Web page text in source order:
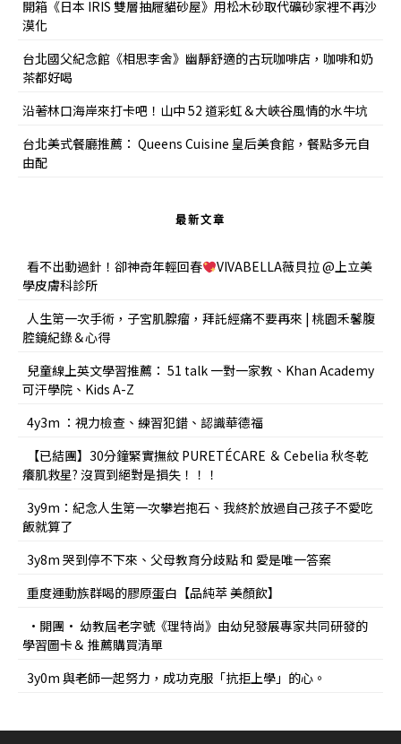
開箱《日本 IRIS 雙層抽屜貓砂屋》用松木砂取代礦砂家裡不再沙
漠化
台北國父紀念館《相思李舍》幽靜舒適的古玩咖啡店，咖啡和奶
茶都好喝
沿著林口海岸來打卡吧！山中 52 道彩虹＆大峽谷風情的水牛坑
台北美式餐廳推薦： Queens Cuisine 皇后美食館，餐點多元自
由配
最新文章
看不出動過針！卻神奇年輕回春
VIVABELLA薇貝拉 @上立美
學皮膚科診所
人生第一次手術，子宮肌腺瘤，拜託經痛不要再來 | 桃園禾馨腹
腔鏡紀錄＆心得
兒童線上英文學習推薦： 51 talk 一對一家教、Khan Academy
可汗學院、Kids A-Z
4y3m ：視力檢查、練習犯錯、認識華德福
【已結團】30分鐘緊實撫紋 PURETÉCARE ＆ Cebelia 秋冬乾
癢肌救星? 沒買到絕對是損失！！！
3y9m：紀念人生第一次攀岩抱石、我終於放過自己孩子不愛吃
飯就算了
3y8m 哭到停不下來、父母教育分歧點 和 愛是唯一答案
重度運動族群喝的膠原蛋白【品純萃 美顏飲】
•開團• 幼教屆老字號《理特尚》由幼兒發展專家共同研發的
學習圖卡＆ 推薦購買清單
3y0m 與老師一起努力，成功克服「抗拒上學」的心。